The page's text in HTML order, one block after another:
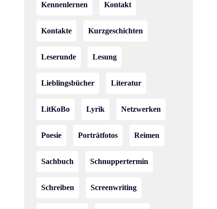
Kennenlernen Kontakt
Kontakte Kurzgeschichten
Leserunde Lesung
Lieblingsbücher Literatur
LitKoBo Lyrik Netzwerken
Poesie Porträtfotos Reimen
Sachbuch Schnuppertermin
Schreiben Screenwriting